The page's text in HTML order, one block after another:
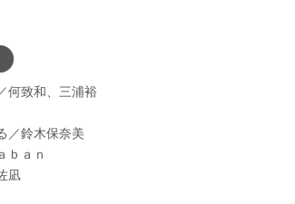
何致和、三浦裕
／鈴木保奈美
ｂａｎ
凪